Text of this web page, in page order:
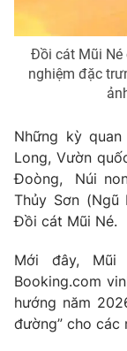
Đồi cát Mũi Né
nghiệm đặc
Những kỳ
Long, Vườn
Đoòng, Núi non
Thủy Sơn (Ngũ
Đồi cát Mũi Né.
Mới đây,
Booking.com
hướng năm
đường” cho các